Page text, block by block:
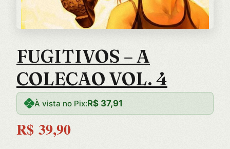
FUGITIVOS – A
COLECAO VOL. 4
À vista no Pix:R$ 37,91
R$ 39,90